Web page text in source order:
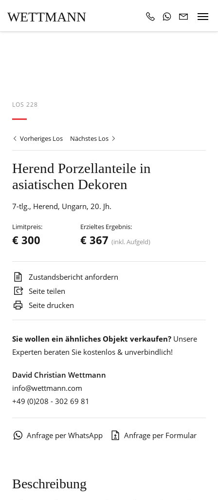
WETTMANN
LOS 228
Vorheriges Los Nächstes Los
Herend Porzellanteile in
asiatischen Dekoren
7-tlg., Herend, Ungarn, 20. Jh.
Limitpreis:
€ 300
Erzieltes Ergebnis:
€ 367 (inkl. Aufgeld)
Zustandsbericht anfordern
Seite teilen
Seite drucken
Sie wollen ein ähnliches Objekt verkaufen? Unsere
Experten beraten Sie kostenlos & unverbindlich!
David Christian Wettmann
info@wettmann.com
+49 (0)208 - 302 69 81
Anfrage per WhatsApp Anfrage per Formular
Beschreibung